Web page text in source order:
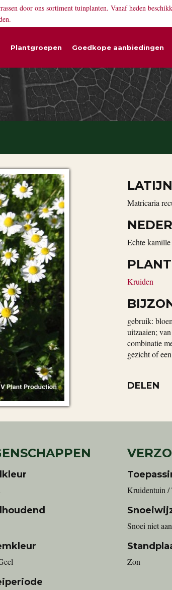
door ons sortiment tuinplanten. Vanaf heden
Plantgroepen Goedkope aanbiedingen
Matricaria
echte kamille
Kruiden
gebruik:
uitzaaien;
combinatie
gezicht of
DELEN
Kruidentuin /
Snoei niet
Zon